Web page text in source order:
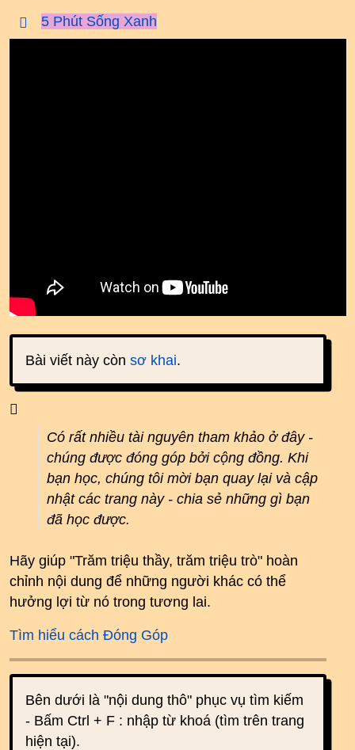
5 Phút Sống Xanh
Bài viết này còn sơ khai.
Có rất nhiều tài nguyên tham khảo ở đây -
chúng được đóng góp bởi cộng đồng. Khi
bạn học, chúng tôi mời bạn quay lại và cập
nhật các trang này - chia sẻ những gì bạn
đã học được.
Hãy giúp "Trăm triệu thầy, trăm triệu trò" hoàn
chỉnh nội dung để những người khác có thể
hưởng lợi từ nó trong tương lai.
Tìm hiểu cách Đóng Góp
Bên dưới là "nội dung thô" phục vụ tìm kiếm
- Bấm Ctrl + F : nhập từ khoá (tìm trên trang
hiện tại).